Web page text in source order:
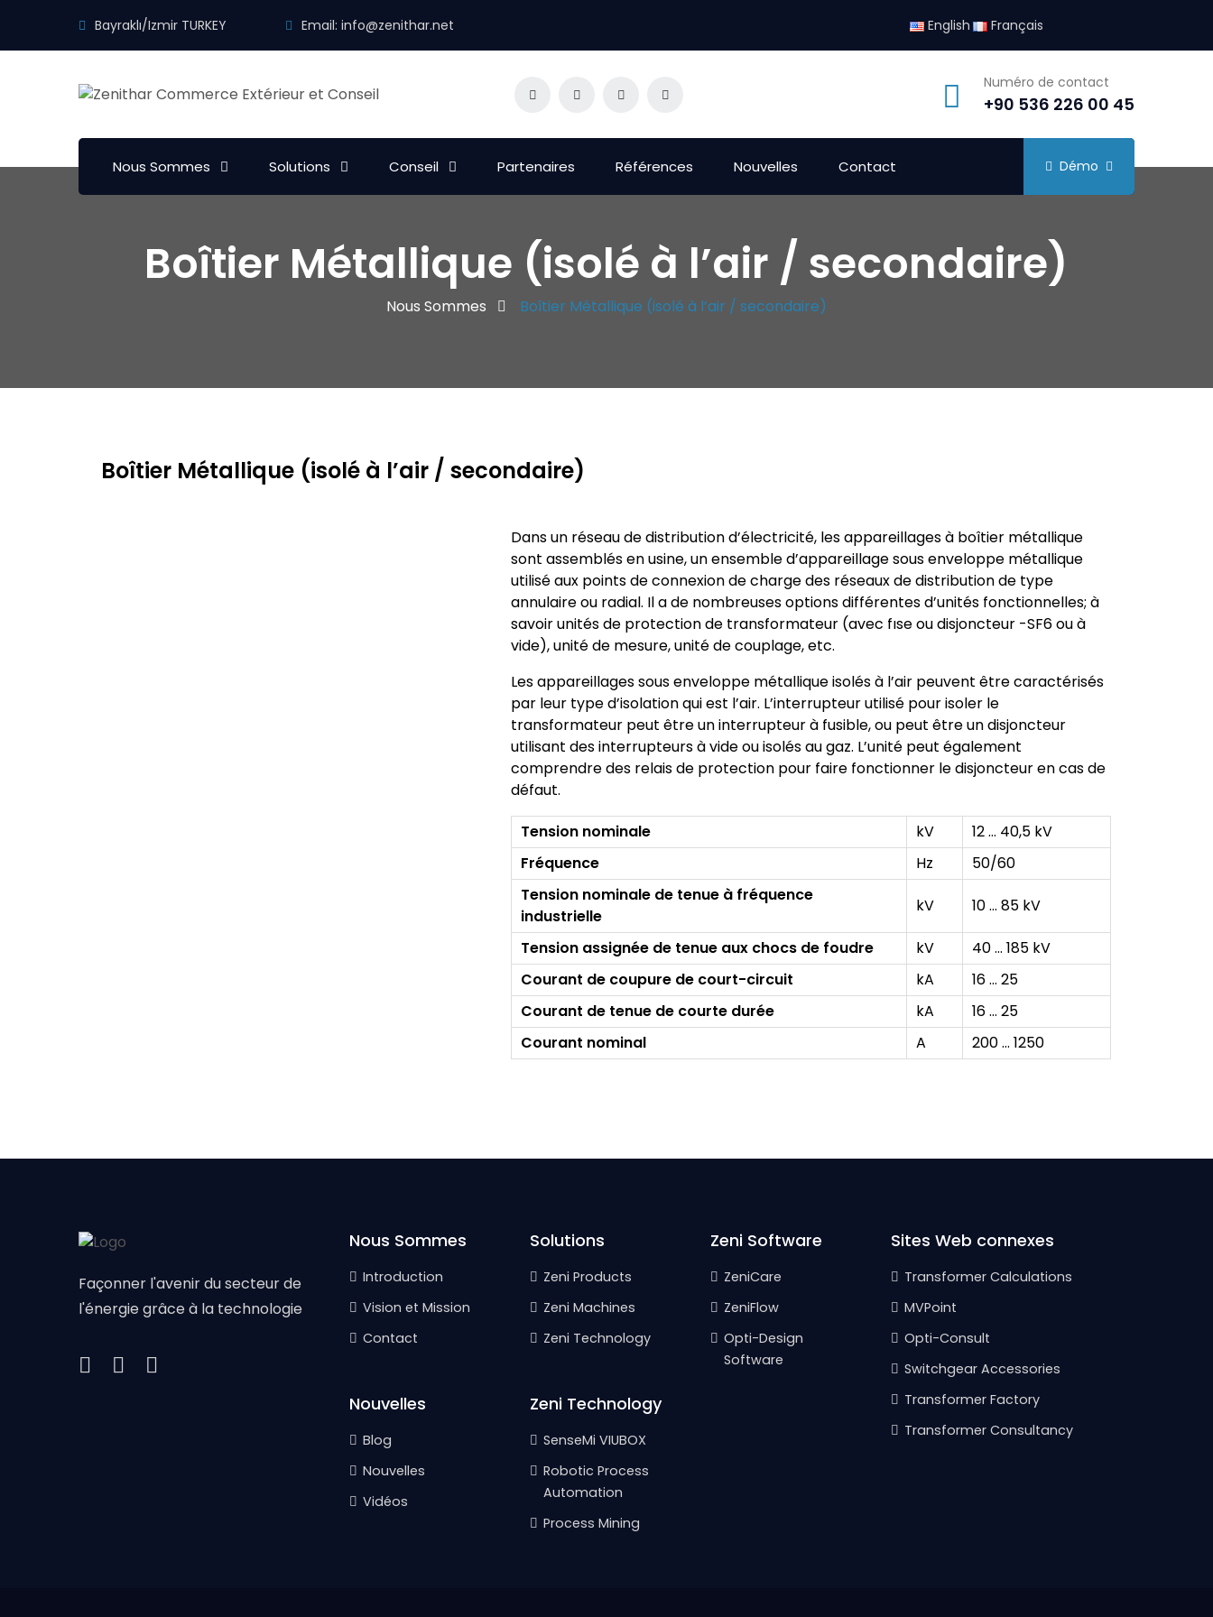
Bayraklı/Izmir TURKEY Email: info@zenithar.net English Français
Numéro de contact
+90 536 226 00 45
Nous Sommes Solutions Conseil Partenaires Références Nouvelles Contact Démo
Boîtier Métallique (isolé à l’air / secondaire)
Nous Sommes Boîtier Métallique (isolé à l’air / secondaire)
Boîtier Métallique (isolé à l’air / secondaire)
Dans un réseau de distribution d’électricité, les appareillages à boîtier métallique
sont assemblés en usine, un ensemble d’appareillage sous enveloppe métallique
utilisé aux points de connexion de charge des réseaux de distribution de type
annulaire ou radial. Il a de nombreuses options différentes d’unités fonctionnelles; à
savoir unités de protection de transformateur (avec fıse ou disjoncteur -SF6 ou à
vide), unité de mesure, unité de couplage, etc.
Les appareillages sous enveloppe métallique isolés à l’air peuvent être caractérisés
par leur type d’isolation qui est l’air. L’interrupteur utilisé pour isoler le
transformateur peut être un interrupteur à fusible, ou peut être un disjoncteur
utilisant des interrupteurs à vide ou isolés au gaz. L’unité peut également
comprendre des relais de protection pour faire fonctionner le disjoncteur en cas de
défaut.
Tension nominale
kV
12 … 40,5 kV
Fréquence
Hz
50/60
Tension nominale de tenue à fréquence
industrielle
kV 10 … 85 kV
Tension assignée de tenue aux chocs de foudre kV
40 … 185 kV
Courant de coupure de court-circuit
kA
16 … 25
Courant de tenue de courte durée
kA
16 … 25
Courant nominal
A 200 … 1250
Façonner l'avenir du secteur de
l'énergie grâce à la technologie
Sites Web connexes
Transformer Calculations
MVPoint
Opti-Consult
Switchgear Accessories
Transformer Factory
Transformer Consultancy
Nous Sommes
Introduction
Vision et Mission
Contact
Nouvelles
Blog
Nouvelles
Vidéos
Solutions
Zeni Products
Zeni Machines
Zeni Technology
Zeni Technology
SenseMi VIUBOX
Robotic Process
Automation
Process Mining
Zeni Software
ZeniCare
ZeniFlow
Opti-Design
Software